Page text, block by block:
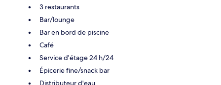
3 restaurants
Bar/lounge
Bar en bord de piscine
Café
Service d'étage 24 h/24
Épicerie fine/snack bar
Distributeur d'eau